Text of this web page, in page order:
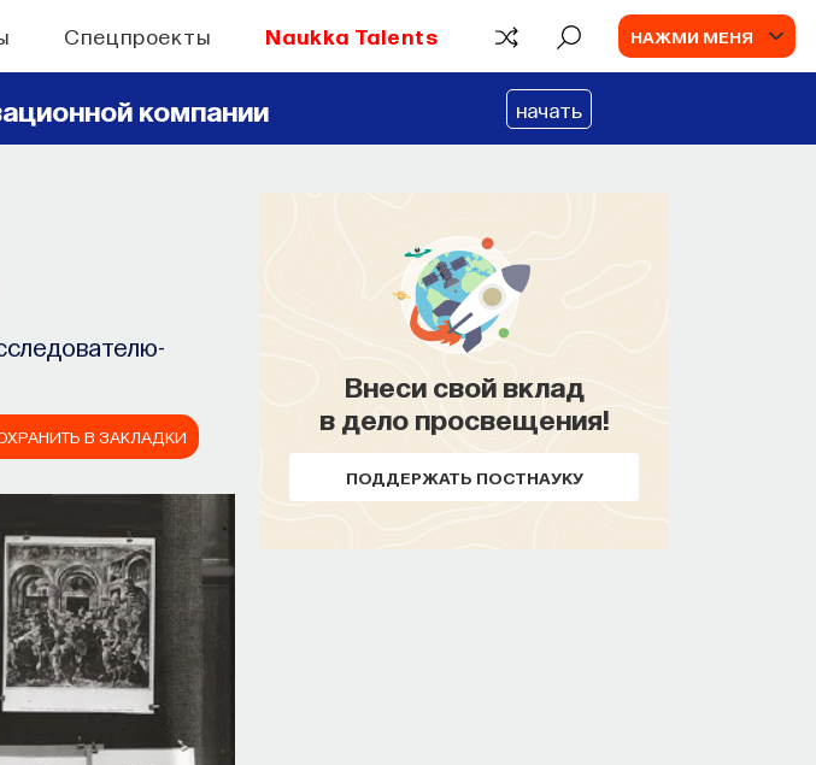
Спецпроекты Naukka Talents НАЖМИ МЕНЯ
компании начать
В ЗАКЛАДКИ
Внеси свой вклад
в дело просвещения!
ПОДДЕРЖАТЬ ПОСТНАУКУ